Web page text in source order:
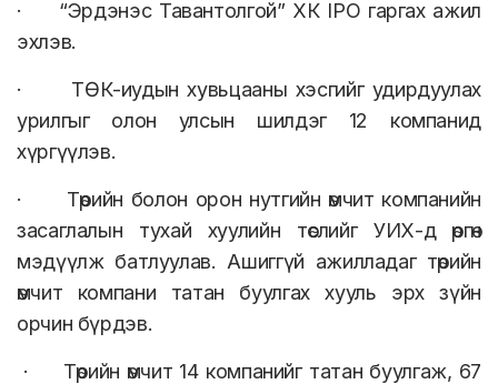
· “Эрдэнэс Тавантолгой” ХК IPO гаргах ажил
эхлэв.
· ТӨК-иудын хувьцааны хэсгийг удирдуулах
урилгыг олон улсын шилдэг 12 компанид
хүргүүлэв.
· Төрийн болон орон нутгийн өмчит компанийн
засаглалын тухай хуулийн төслийг УИХ-д өргөн
мэдүүлж батлуулав. Ашиггүй ажилладаг төрийн
өмчит компани татан буулгах хууль эрх зүйн
орчин бүрдэв.
· Төрийн өмчит 14 компанийг татан буулгаж, 67